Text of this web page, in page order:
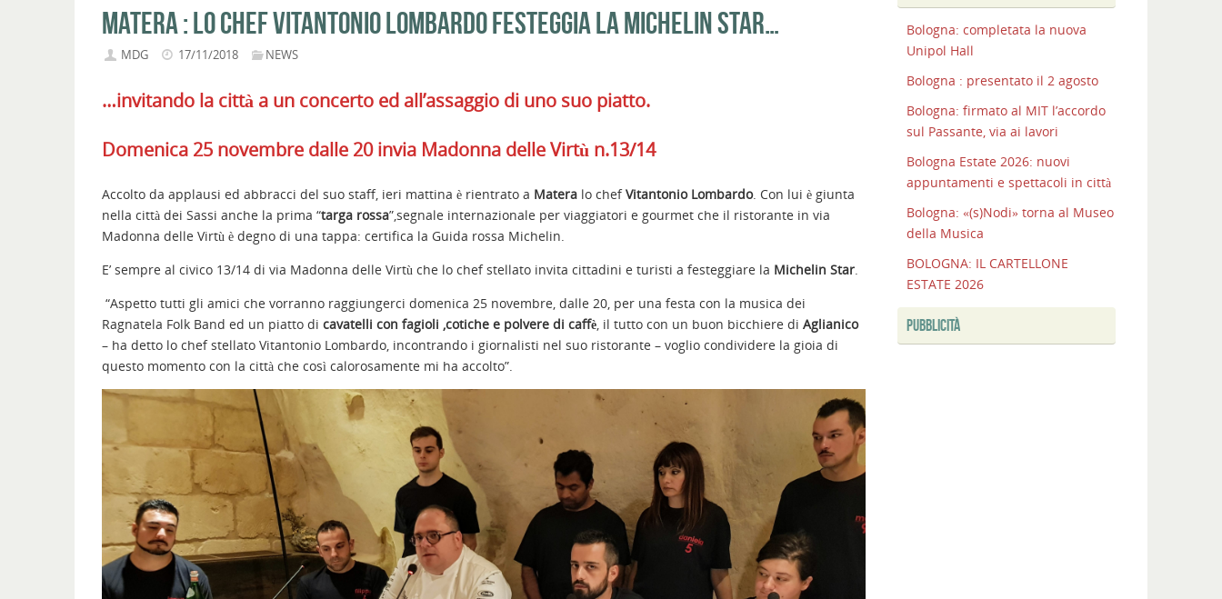
MATERA : LO CHEF VITANTONIO LOMBARDO FESTEGGIA LA MICHELIN STAR…
MDG 17/11/2018 NEWS
…invitando la città a un concerto ed all’assaggio di uno suo piatto.
Domenica 25 novembre dalle 20 invia Madonna delle Virtù n.13/14
Accolto da applausi ed abbracci del suo staff, ieri mattina è rientrato a Matera lo chefVitantonio Lombardo. Con lui è giunta
nella città dei Sassi anche la prima “targa rossa”,segnale internazionale per viaggiatori e gourmet che il ristorante in via
Madonna delle Virtù è degno di una tappa: certifica la Guida rossa Michelin.
E’ sempre al civico 13/14 di via Madonna delle Virtù che lo chef stellato invita cittadini e turisti a festeggiare la Michelin Star.
“Aspetto tutti gli amici che vorranno raggiungerci domenica 25 novembre, dalle 20, per una festa con la musica dei
Ragnatela Folk Band ed un piatto di cavatelli con fagioli ,cotiche e polvere di caffè, il tutto con un buon bicchiere di Aglianico
– ha detto lo chef stellato Vitantonio Lombardo, incontrando i giornalisti nel suo ristorante – voglio condividere la gioia di
questo momento con la città che così calorosamente mi ha accolto”.
Bologna: completata la nuova
Unipol Hall
Bologna : presentato il 2 agosto
Bologna: firmato al MIT l’accordo
sul Passante, via ai lavori
Bologna Estate 2026: nuovi
appuntamenti e spettacoli in città
Bologna: «(s)Nodi» torna al Museo
della Musica
BOLOGNA: IL CARTELLONE
ESTATE 2026
PUBBLICITÀ